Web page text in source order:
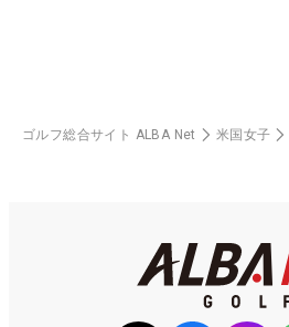
ゴルフ総合サイト ALBA Net 米国女子